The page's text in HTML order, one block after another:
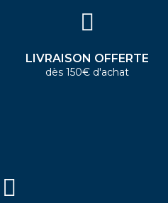
LIVRAISON OFFERTE
dès 150€ d'achat